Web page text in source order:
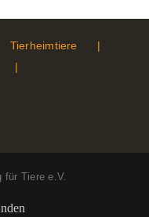
Tierheimtiere
für Tiere e.V.